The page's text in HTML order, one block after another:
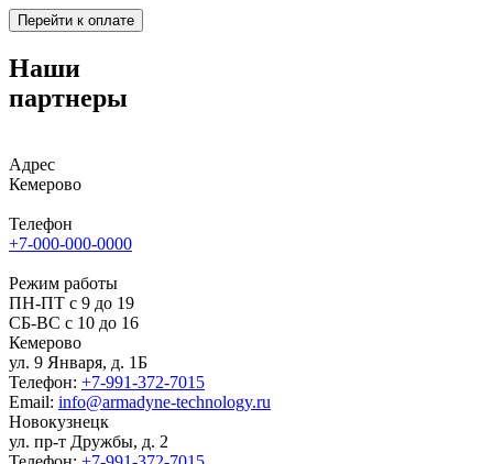
Наши
партнеры
Адрес
Кемерово
Телефон
+7-000-000-0000
Режим работы
ПН-ПТ с 9 до 19
СБ-ВС с 10 до 16
Кемерово
ул. 9 Января, д. 1Б
Телефон: +7-991-372-7015
Email: info@armadyne-technology.ru
Новокузнецк
ул. пр-т Дружбы, д. 2